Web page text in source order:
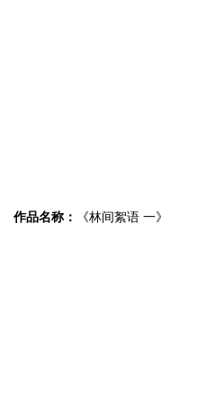
作品名称： 《林间絮语 一》